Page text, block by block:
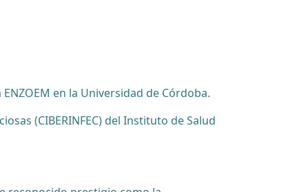
en la Universidad de Córdoba.
(CIBERINFEC) del Instituto de Salud